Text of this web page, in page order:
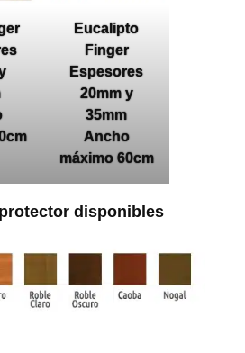
Eucalipto
Finger
Espesores
20mm y
35mm
Ancho
máximo 60cm
disponibles